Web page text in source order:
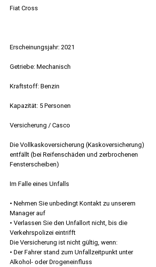
Fiat Cross
Erscheinungsjahr: 2021
Getriebe: Mechanisch
Kraftstoff: Benzin
Kapazität: 5 Personen
Versicherung / Casco
Die Vollkaskoversicherung (Kaskoversicherung)
entfällt (bei Reifenschäden und zerbrochenen
Fensterscheiben)
Im Falle eines Unfalls
• Nehmen Sie unbedingt Kontakt zu unserem
Manager auf
• Verlassen Sie den Unfallort nicht, bis die
Verkehrspolizei eintrifft
Die Versicherung ist nicht gültig, wenn:
• Der Fahrer stand zum Unfallzeitpunkt unter
Alkohol- oder Drogeneinfluss